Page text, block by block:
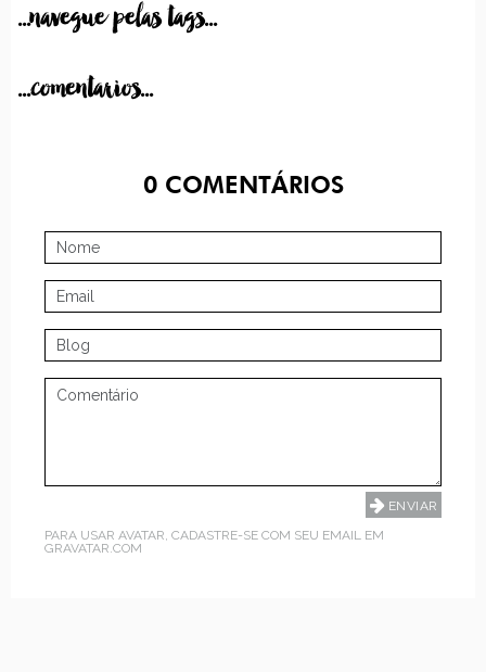
...navegue pelas tags...
...comentarios...
0COMENTÁRIOS
PARA USAR AVATAR, CADASTRE-SE COM SEU EMAIL EM
GRAVATAR.COM